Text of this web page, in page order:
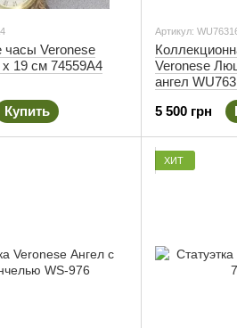
часы Veronese
х 19 см 74559A4
Купить
Артикул:
Veronese
ангел
5 500 грн
ХИТ